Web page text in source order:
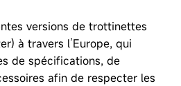
versions de trottinettes
à travers l’Europe, qui
de spécifications, de
afin de respecter les